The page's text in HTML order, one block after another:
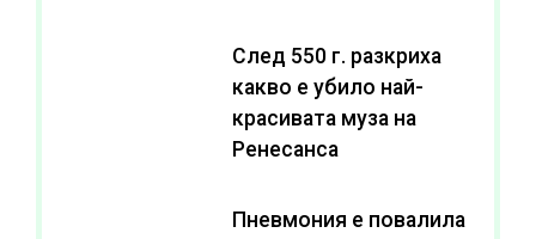
След 550 г. разкриха
какво е убило най-
красивата муза на
Ренесанса
Пневмония е повалила